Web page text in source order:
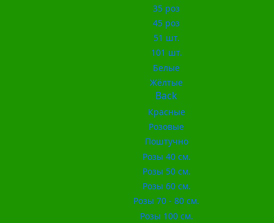
35 роз
45 роз
51 шт.
101 шт.
Белые
Жёлтые
Back
Красные
Розовые
Поштучно
Розы 40 см.
Розы 50 см.
Розы 60 см.
Розы 70 - 80 см.
Розы 100 см.